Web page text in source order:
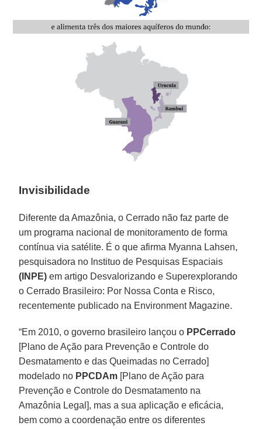
Invisibilidade
Diferente da Amazônia, o Cerrado não faz parte de
um programa nacional de monitoramento de forma
contínua via satélite. É o que afirma Myanna Lahsen,
pesquisadora no Instituo de Pesquisas Espaciais
(INPE) em artigo Desvalorizando e Superexplorando
o Cerrado Brasileiro: Por Nossa Conta e Risco,
recentemente publicado na Environment Magazine.
“Em 2010, o governo brasileiro lançou o PPCerrado
[Plano de Ação para Prevenção e Controle do
Desmatamento e das Queimadas no Cerrado]
modelado no PPCDAm [Plano de Ação para
Prevenção e Controle do Desmatamento na
Amazônia Legal], mas a sua aplicação e eficácia,
bem como a coordenação entre os diferentes